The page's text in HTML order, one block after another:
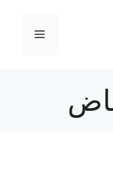
القائمة